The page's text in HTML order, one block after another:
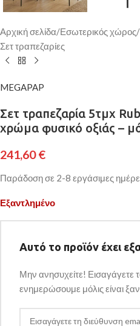
Αρχική σελίδα/Εσωτερικός χώρος/
Σετ τραπεζαρίες
MEGAPAP
Σετ τραπεζαρία 5τμχ
χρώμα φυσικό οξιάς –
241,60€
Παράδοση σε 2-8 εργάσιμες
Εξαντλημένο
Αυτό το προϊόν έχει
Μην ανησυχείτε! Εισαγάγετε
ενημερώσουμε μόλις είναι